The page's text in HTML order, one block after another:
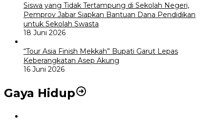
Siswa yang Tidak Tertampung di Sekolah Negeri,
Pemprov Jabar Siapkan Bantuan Dana Pendidikan
untuk Sekolah Swasta
18 Juni 2026
“Tour Asia Finish Mekkah” Bupati Garut Lepas
Keberangkatan Asep Akung
16 Juni 2026
Gaya Hidup